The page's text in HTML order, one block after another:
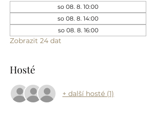
so 08. 8. 10:00
so 08. 8. 14:00
so 08. 8. 16:00
Zobrazit 24 dat
Hosté
+ další hosté (1)